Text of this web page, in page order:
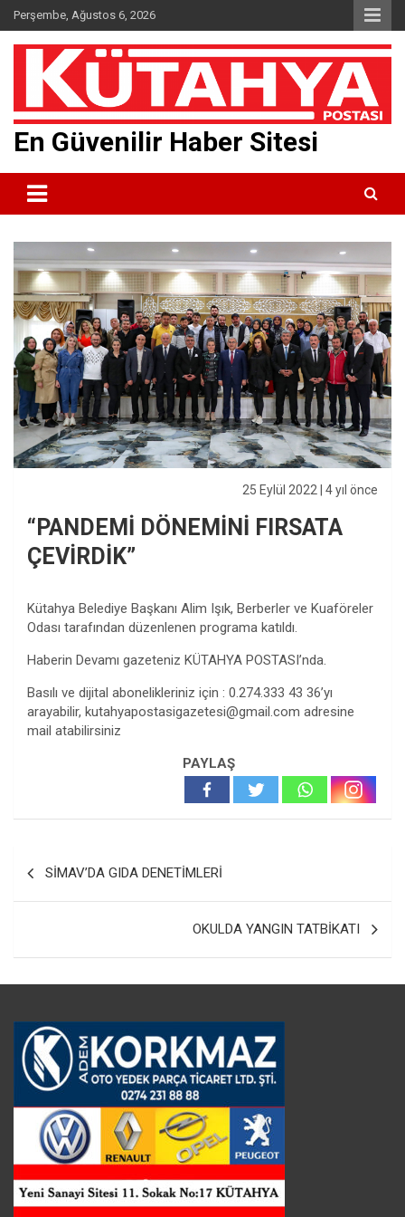
Skip
to
content
Perşembe, Ağustos 6, 2026
En Güvenilir Haber Sitesi
25 Eylül 2022 | 4 yıl önce
“PANDEMİ DÖNEMİNİ FIRSATA
ÇEVİRDİK”
Kütahya Belediye Başkanı Alim Işık, Berberler ve Kuaföreler
Odası tarafından düzenlenen programa katıldı.
Haberin Devamı gazeteniz KÜTAHYA POSTASI’nda.
Basılı ve dijital abonelikleriniz için : 0.274.333 43 36’yı
arayabilir, kutahyapostasigazetesi@gmail.com adresine
mail atabilirsiniz
PAYLAŞ
Yazı
SİMAV’DA GIDA DENETİMLERİ
OKULDA YANGIN TATBİKATI